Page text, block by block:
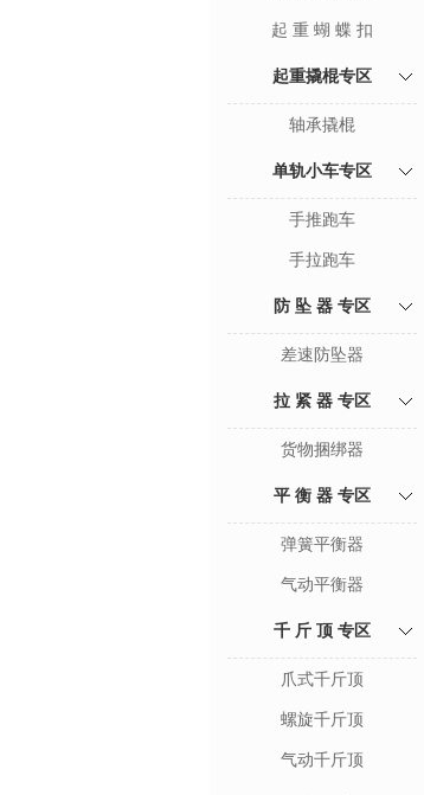
起 重 蝴 蝶 扣
起重撬棍专区
轴承撬棍
单轨小车专区
手推跑车
手拉跑车
防 坠 器 专区
差速防坠器
拉 紧 器 专区
货物捆绑器
平 衡 器 专区
弹簧平衡器
气动平衡器
千 斤 顶 专区
爪式千斤顶
螺旋千斤顶
气动千斤顶